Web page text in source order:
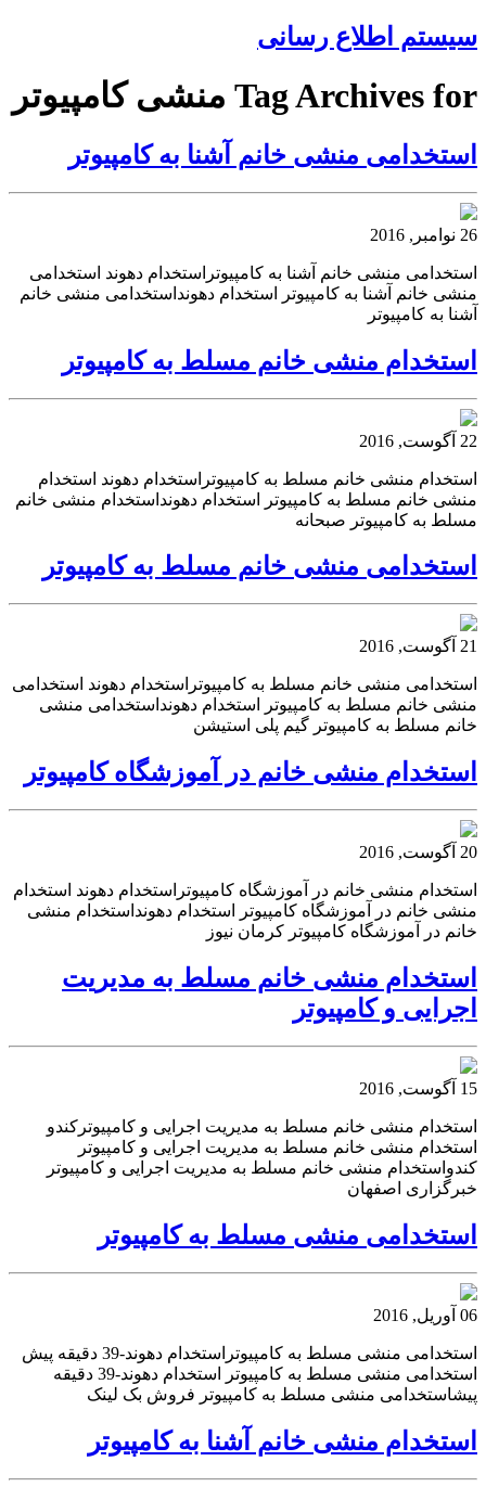
سیستم اطلاع رسانی
Tag Archives for منشی کامپیوتر
استخدامی منشی خانم آشنا به کامپیوتر
26 نوامبر, 2016
استخدامی منشی خانم آشنا به کامپیوتراستخدام دهوند استخدامی
منشی خانم آشنا به کامپیوتر استخدام دهونداستخدامی منشی خانم
آشنا به کامپیوتر
استخدام منشی خانم مسلط به کامپیوتر
22 آگوست, 2016
استخدام منشی خانم مسلط به کامپیوتراستخدام دهوند استخدام
منشی خانم مسلط به کامپیوتر استخدام دهونداستخدام منشی خانم
مسلط به کامپیوتر صبحانه
استخدامی منشی خانم مسلط به کامپیوتر
21 آگوست, 2016
استخدامی منشی خانم مسلط به کامپیوتراستخدام دهوند استخدامی
منشی خانم مسلط به کامپیوتر استخدام دهونداستخدامی منشی
خانم مسلط به کامپیوتر گیم پلی استیشن
استخدام منشی خانم در آموزشگاه کامپیوتر
20 آگوست, 2016
استخدام منشی خانم در آموزشگاه کامپیوتراستخدام دهوند استخدام
منشی خانم در آموزشگاه کامپیوتر استخدام دهونداستخدام منشی
خانم در آموزشگاه کامپیوتر کرمان نیوز
استخدام منشی خانم مسلط به مدیریت
اجرایی و کامپیوتر
15 آگوست, 2016
استخدام منشی خانم مسلط به مدیریت اجرایی و کامپیوترکندو
استخدام منشی خانم مسلط به مدیریت اجرایی و کامپیوتر
کندواستخدام منشی خانم مسلط به مدیریت اجرایی و کامپیوتر
خبرگزاری اصفهان
استخدامی منشی مسلط به کامپیوتر
06 آوریل, 2016
استخدامی منشی مسلط به کامپیوتراستخدام دهوند-39 دقیقه پیش
استخدامی منشی مسلط به کامپیوتر استخدام دهوند-39 دقیقه
پیشاستخدامی منشی مسلط به کامپیوتر فروش بک لینک
استخدام منشی خانم آشنا به کامپیوتر